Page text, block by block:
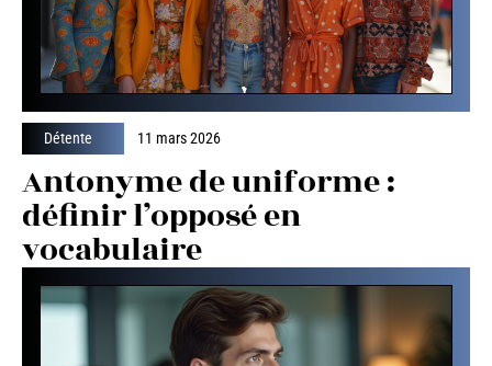
Détente 11 mars 2026
Antonyme de uniforme :
définir l’opposé en
vocabulaire